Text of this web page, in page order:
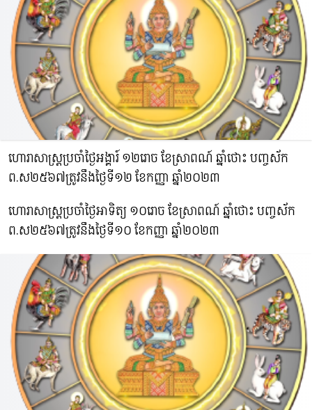
ហោរាសាស្រ្តប្រចាំថ្ងៃអង្គារ៍ ១២រោច ខែស្រាពណ៍ ឆ្នាំថោះ​ បញ្ចស័ក
ព.ស​២៥៦៧ត្រូវនឹងថ្ងៃទី១២ ខែកញ្ញា ឆ្នាំ២០២៣
ហោរាសាស្រ្តប្រចាំថ្ងៃអាទិត្យ ១០រោច ខែស្រាពណ៍ ឆ្នាំថោះ​ បញ្ចស័ក
ព.ស​២៥៦៧ត្រូវនឹងថ្ងៃទី១០ ខែកញ្ញា ឆ្នាំ២០២៣